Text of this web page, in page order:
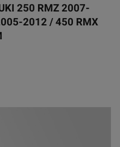
250 RMZ 2007-
2012 / 450 RMX